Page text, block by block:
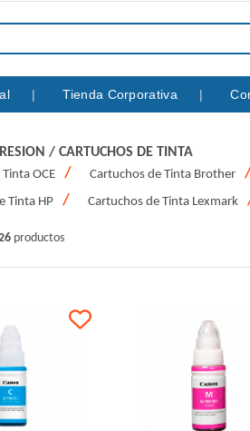
Tienda Corporativa
/ CARTUCHOS DE TINTA
OCE Cartuchos de Tinta Brother
Tinta HP
Cartuchos de Tinta Lexmark
productos